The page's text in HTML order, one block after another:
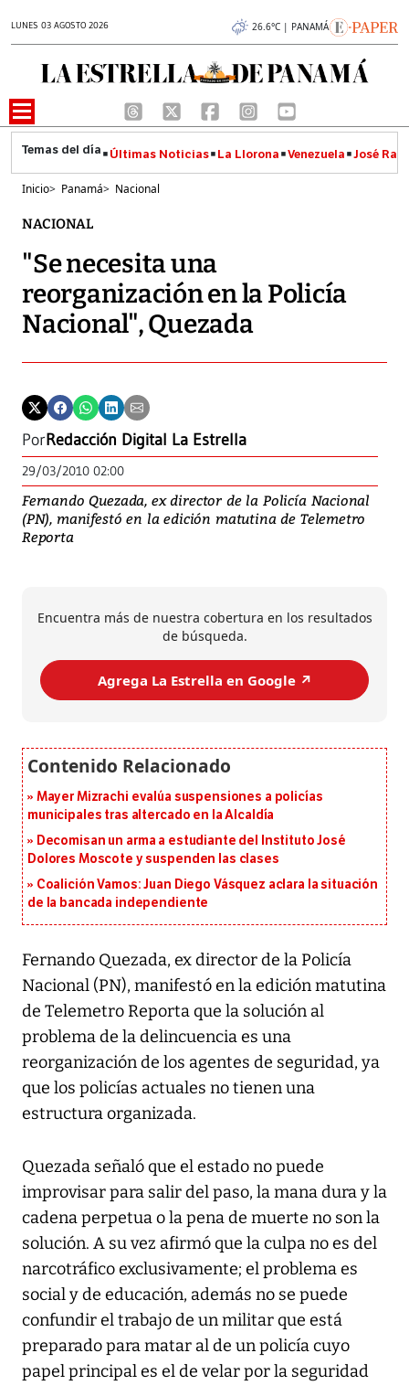
LUNES 03 AGOSTO 2026 26.6°C | PANAMÁ
Últimas Noticias La Llorona Venezuela José
Inicio> Panamá> Nacional
NACIONAL
"Se necesita una
reorganización en la Policía
Nacional", Quezada
PorRedacción Digital La Estrella
29/03/2010 02:00
Fernando Quezada, ex director de la Policía Nacional
(PN), manifestó en la edición matutina de Telemetro
Reporta
Encuentra más de nuestra cobertura en los resultados
de búsqueda.
Agrega La Estrella en Google ↗️
Mayer Mizrachi evalúa suspensiones a policías
municipales tras altercado en la Alcaldía
Decomisan un arma a estudiante del Instituto José
Dolores Moscote y suspenden las clases
Coalición Vamos: Juan Diego Vásquez aclara la situación
de la bancada independiente
Fernando Quezada, ex director de la Policía
Nacional (PN), manifestó en la edición matutina
de Telemetro Reporta que la solución al
problema de la delincuencia es una
reorganización de los agentes de seguridad, ya
que los policías actuales no tienen una
estructura organizada.
Quezada señaló que el estado no puede
improvisar para salir del paso, la mana dura y la
cadena perpetua o la pena de muerte no son la
solución. A su vez afirmó que la culpa no es del
narcotráfico exclusivamente; el problema es
social y de educación, además no se puede
confundir el trabajo de un militar que está
preparado para matar al de un policía cuyo
papel principal es el de velar por la seguridad